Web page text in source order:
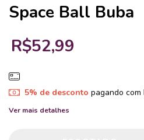
Space Ball Buba
R$52,99
5% de desconto pagando com
Ver mais detalhes